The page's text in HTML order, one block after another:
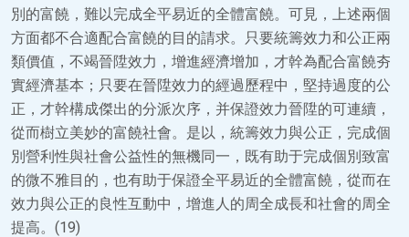
別的富饒，難以完成全平易近的全體富饒。可見，上述兩個
方面都不合適配合富饒的目的請求。只要統籌效力和公正兩
類價值，不竭晉陞效力，增進經濟增加，才幹為配合富饒夯
實經濟基本；只要在晉陞效力的經過歷程中，堅持過度的公
正，才幹構成傑出的分派次序，并保證效力晉陞的可連續，
從而樹立美妙的富饒社會。是以，統籌效力與公正，完成個
別營利性與社會公益性的無機同一，既有助于完成個別致富
的微不雅目的，也有助于保證全平易近的全體富饒，從而在
效力與公正的良性互動中，增進人的周全成長和社會的周全
提高。(19)